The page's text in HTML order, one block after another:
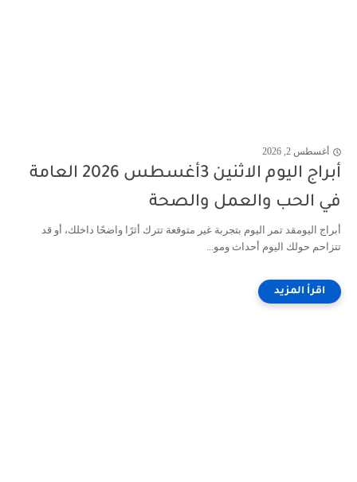
أغسطس 2, 2026
أبراج اليوم الاثنين 3أغسطس 2026 العامة
في الحب والعمل والصحة
أبراج اليومقد تمر اليوم بتجربة غير متوقعة تترك أثرًا واضحًا داخلك، أو قد
تتزاحم حولك اليوم أحداث ومو...